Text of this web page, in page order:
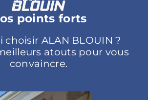
points forts
choisir ALAN BLOUIN ?
atouts pour vous
convaincre.